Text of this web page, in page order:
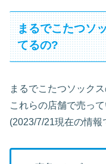
まるでこたつソ
てるの?
まるでこたつソック
これらの店舗で売っ
(2023/7/21現在の情報